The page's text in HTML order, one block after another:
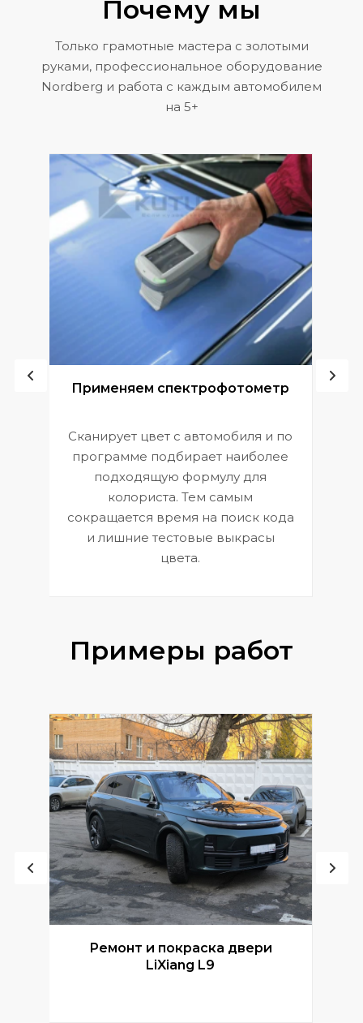
Почему мы
Только грамотные мастера с золотыми
руками, профессиональное оборудование
Nordberg и работа с каждым автомобилем
на 5+
Применяем спектрофотометр
Сканирует цвет с автомобиля и по
программе подбирает наиболее
подходящую формулу для
колориста. Тем самым
сокращается время на поиск кода
и лишние тестовые выкрасы
цвета.
Примеры работ
Ремонт и покраска двери
LiXiang L9